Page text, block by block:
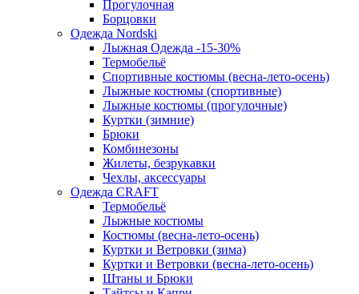
Прогулочная
Борцовки
Одежда Nordski
Лыжная Одежда -15-30%
Термобельё
Спортивные костюмы (весна-лето-осень)
Лыжные костюмы (спортивные)
Лыжные костюмы (прогулочные)
Куртки (зимние)
Брюки
Комбинезоны
Жилеты, безрукавки
Чехлы, аксессуары
Одежда CRAFT
Термобельё
Лыжные костюмы
Костюмы (весна-лето-осень)
Куртки и Ветровки (зима)
Куртки и Ветровки (весна-лето-осень)
Штаны и Брюки